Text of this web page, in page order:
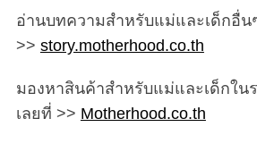
อ่านบทความสำหรับแม่และเด็กอื่
>> story.motherhood.co.th
มองหาสินค้าสำหรับแม่และเด็กใน
เลยที่ >> Motherhood.co.th